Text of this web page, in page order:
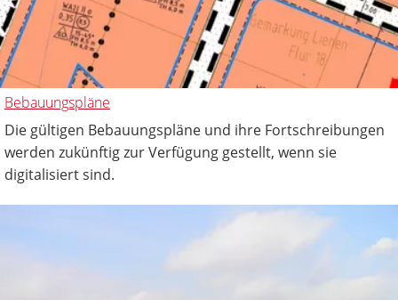
Bebauungspläne
Die gültigen Bebauungspläne und ihre Fortschreibungen
werden zukünftig zur Verfügung gestellt, wenn sie
digitalisiert sind.